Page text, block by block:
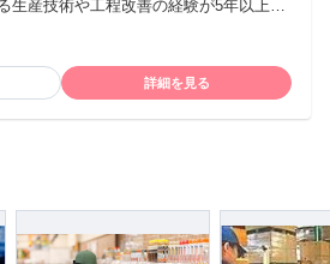
生産技術や工程改善の経験が5年以上あ
の他品質管理や調達のご経験も歓迎。 ■
★他業界からの転身者が
キャッチアップ期間を設けており、安
詳細を見る